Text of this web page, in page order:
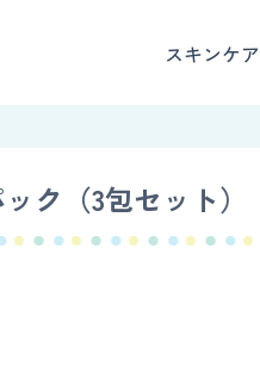
スキンケア
ク（3包セット）